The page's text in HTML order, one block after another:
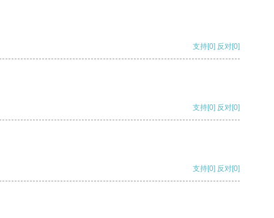
支持[0] 反对[0]
支持[0] 反对[0]
支持[0] 反对[0]